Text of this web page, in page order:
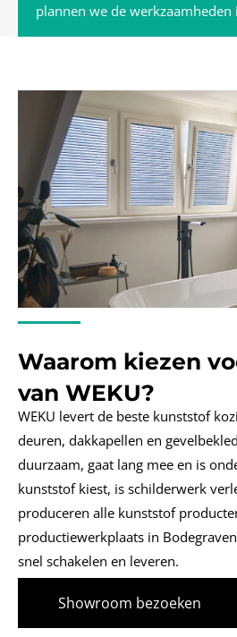
plannen we de werkzaamheden
Waarom kiezen
van WEKU?
WEKU levert de beste kunststof
deuren, dakkapellen en
duurzaam, gaat lang mee en is
kunststof kiest, is schilderwerk
produceren alle kunststof
productiewerkplaats in
snel schakelen en leveren.
Showroom bezoeken